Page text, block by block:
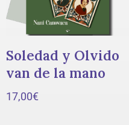
Soledad y Olvido
van de la mano
17,00€